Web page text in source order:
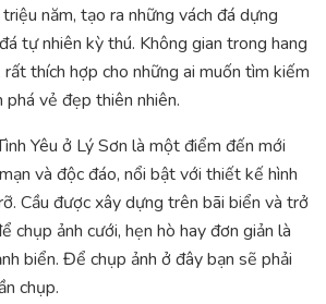
năm, tạo ra những vách đá dựng
tự nhiên kỳ thú. Không gian trong hang
thích hợp cho những ai muốn tìm kiếm
vẻ đẹp thiên nhiên.
Yêu ở Lý Sơn là một điểm đến mới
và độc đáo, nổi bật với thiết kế hình
Cầu được xây dựng trên bãi biển và trở
chụp ảnh cưới, hẹn hò hay đơn giản là
biển. Để chụp ảnh ở đây bạn sẽ phải
chụp.